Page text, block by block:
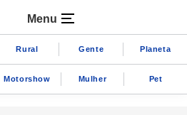
Menu
Rural Gente Planeta
Motorshow Mulher Pet